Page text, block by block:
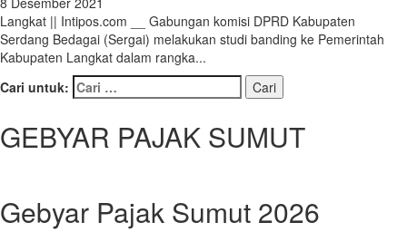
Langkat || Intipos.com __ Gabungan komisi DPRD Kabupaten
Serdang Bedagai (Sergai) melakukan studi banding ke Pemerintah
Kabupaten Langkat dalam rangka...
Cari untuk:
GEBYAR PAJAK SUMUT
Gebyar Pajak Sumut 2026